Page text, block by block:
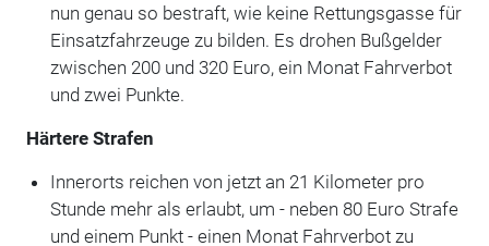
nun genau so bestraft, wie keine Rettungsgasse für
Einsatzfahrzeuge zu bilden. Es drohen Bußgelder
zwischen 200 und 320 Euro, ein Monat Fahrverbot
und zwei Punkte.
Härtere Strafen
Innerorts reichen von jetzt an 21 Kilometer pro
Stunde mehr als erlaubt, um - neben 80 Euro Strafe
und einem Punkt - einen Monat Fahrverbot zu